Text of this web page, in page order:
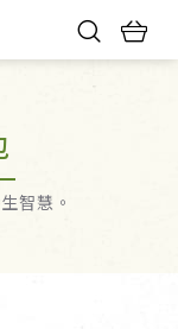
智慧。